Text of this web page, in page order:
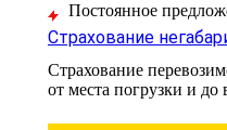
Постоянное
Страхование
Страхование
от места погрузки и до